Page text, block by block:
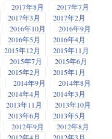
2017年8月
2017年7月
2017年3月
2017年2月
2016年10月
2016年9月
2016年5月
2016年4月
2015年12月
2015年11月
2015年7月
2015年6月
2015年2月
2015年1月
2014年9月
2014年8月
2014年4月
2014年3月
2013年11月
2013年10月
2013年6月
2013年5月
2012年9月
2012年8月
2012年4月 2012年3月